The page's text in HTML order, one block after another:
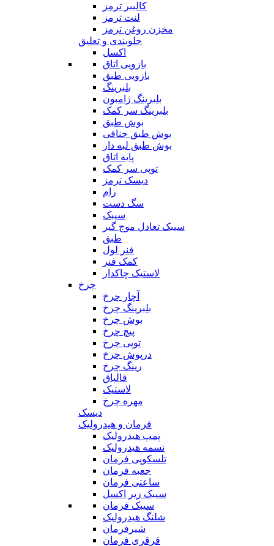
کالیبر ترمز
لنت ترمز
مخزن روغن ترمز
جلوبندی و تعلیق
اکسل
بازویی اتاق
بازویی طبق
بلبرینگ
بلبرینگ ژامبون
بلبرینگ سر کمک
بوش طبق
بوش طبق جناقی
بوش طبق لبه دار
پایه اتاق
توپی سر کمک
دیسک ترمز
رام
سگ دست
سیبک
سیبک تعادل موج گیر
طبق
فنر لول
کمک فنر
لاستیک چاکدار
چرخ
آچار چرخ
بلبرینگ چرخ
بوش چرخ
پیچ چرخ
توپی چرخ
درپوش چرخ
رینگ چرخ
قالپاق
لاستیک
مهره چرخ
دیسک
فرمان و هیدرولیک
پمپ هیدرولیک
تسمه هیدرولیک
تلسکوپی فرمان
جعبه فرمان
ساعتی فرمان
سیبک زیر اکسل
سیبک فرمان
شلنگ هیدرولیک
شیرفرمان
قرقری فرمان